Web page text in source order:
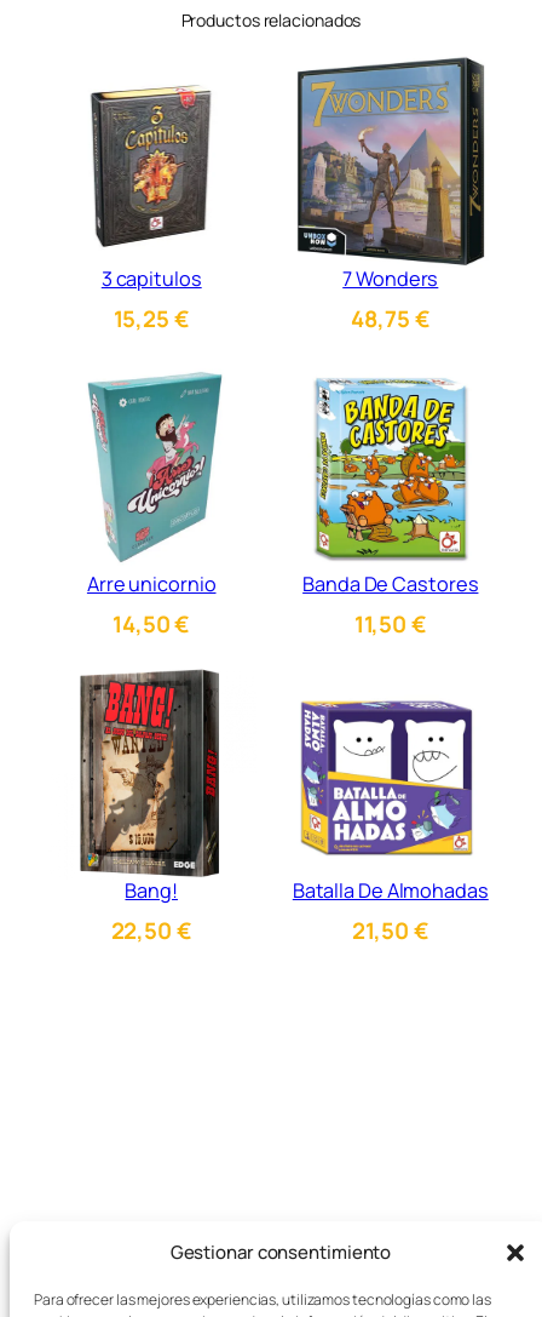
Gestionar consentimiento
Para ofrecer las mejores experiencias, utilizamos tecnologías como las
Productos relacionados
3 capitulos
15,25€
7 Wonders
48,75€
Arre unicornio
14,50€
Banda De Castores
11,50€
Bang!
22,50€
Batalla De Almohadas
21,50€